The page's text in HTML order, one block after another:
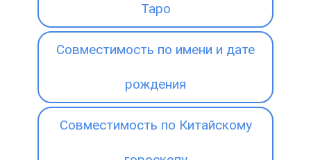
Таро
Совместимость по имени и дате
рождения
Совместимость по Китайскому